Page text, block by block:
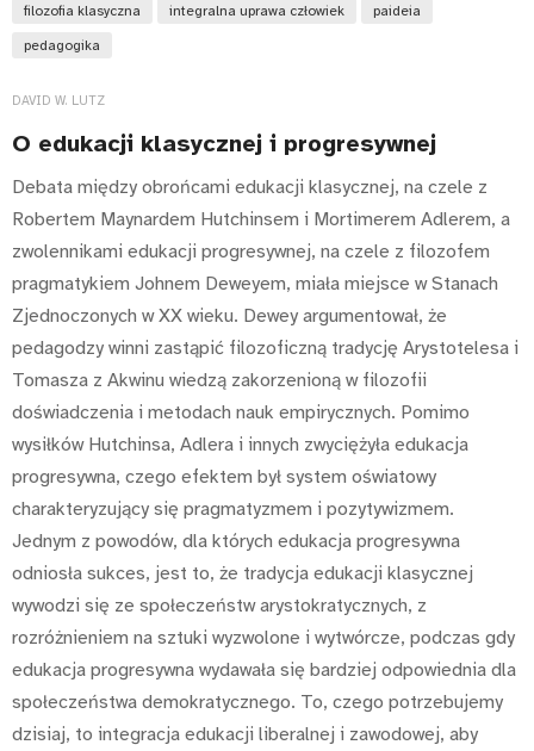
filozofia klasyczna integralna uprawa człowiek paideia
pedagogika
DAVID W. LUTZ
O edukacji klasycznej i progresywnej
Debata między obrońcami edukacji klasycznej, na czele z
Robertem Maynardem Hutchinsem i Mortimerem Adlerem, a
zwolennikami edukacji progresywnej, na czele z filozofem
pragmatykiem Johnem Deweyem, miała miejsce w Stanach
Zjednoczonych w XX wieku. Dewey argumentował, że
pedagodzy winni zastąpić filozoficzną tradycję Arystotelesa i
Tomasza z Akwinu wiedzą zakorzenioną w filozofii
doświadczenia i metodach nauk empirycznych. Pomimo
wysiłków Hutchinsa, Adlera i innych zwyciężyła edukacja
progresywna, czego efektem był system oświatowy
charakteryzujący się pragmatyzmem i pozytywizmem.
Jednym z powodów, dla których edukacja progresywna
odniosła sukces, jest to, że tradycja edukacji klasycznej
wywodzi się ze społeczeństw arystokratycznych, z
rozróżnieniem na sztuki wyzwolone i wytwórcze, podczas gdy
edukacja progresywna wydawała się bardziej odpowiednia dla
społeczeństwa demokratycznego. To, czego potrzebujemy
dzisiaj, to integracja edukacji liberalnej i zawodowej, aby